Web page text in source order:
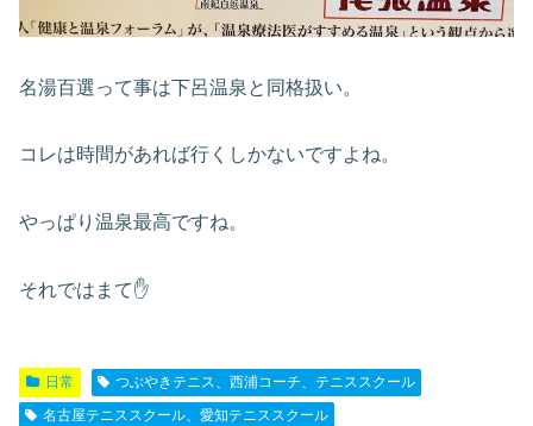
名湯百選って事は下呂温泉と同格扱い。
コレは時間があれば行くしかないですよね。
やっぱり温泉最高ですね。
それではまて✋
日常
つぶやきテニス、西浦コーチ、テニススクール
名古屋テニススクール、愛知テニススクール